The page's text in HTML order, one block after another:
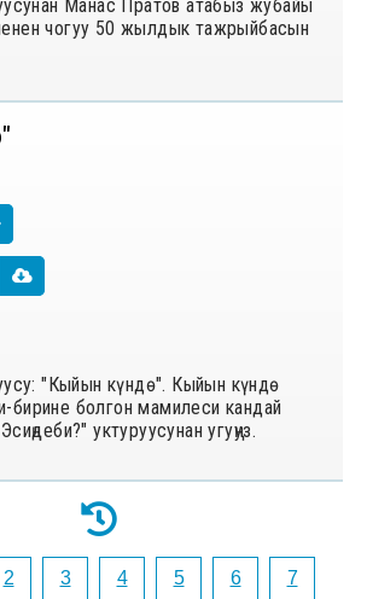
Манас Пратов атабыз жубайы
чогуу 50 жылдык тажрыйбасын
"Кыйын күндө". Кыйын күндө
бирине болгон мамилеси кандай
уктуруусунан угуңуз.
2 3 4 5 6 7